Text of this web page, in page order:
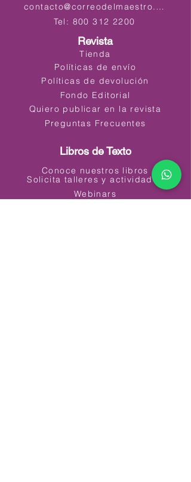
contacto@correodelmaestro.com
Tel: 800 312 2200
Revista
Tienda
Políticas de envío
Políticas de devolución
Fondo Editorial
Quiero publicar en la revista
Preguntas Frecuentes
Libros de Texto
Conoce nuestros libros
Solicita talleres y actividades
Webinars